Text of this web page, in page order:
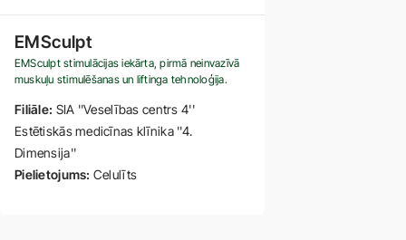
EMSculpt
EMSculpt stimulācijas iekārta, pirmā neinvazīvā
muskuļu stimulēšanas un liftinga tehnoloģija.
Filiāle: SIA ''Veselības centrs 4''
Estētiskās medicīnas klīnika ''4.
Dimensija''
Pielietojums: Celulīts